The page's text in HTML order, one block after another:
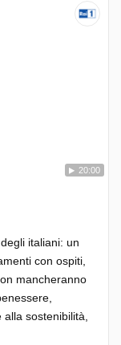
20:00
italiani: un
con ospiti,
mancheranno
sostenibilità,